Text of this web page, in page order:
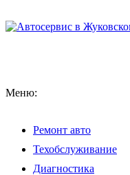
Меню:
Ремонт авто
Техобслуживание
Диагностика